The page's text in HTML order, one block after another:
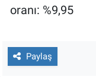
oranı: %9,95
Paylaş